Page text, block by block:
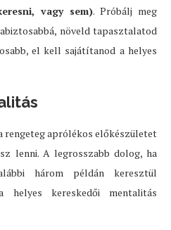
vagy sem). Próbálj meg
növeld tapasztalatod
el kell sajátítanod a helyes
rengeteg aprólékos előkészületet
lenni. A legrosszabb dolog, ha
három példán keresztül
helyes kereskedői mentalitás